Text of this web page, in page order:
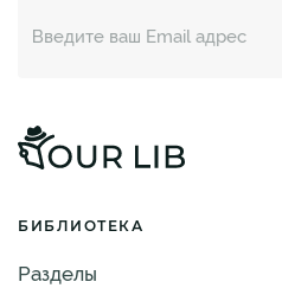
БИБЛИОТЕКА
Разделы